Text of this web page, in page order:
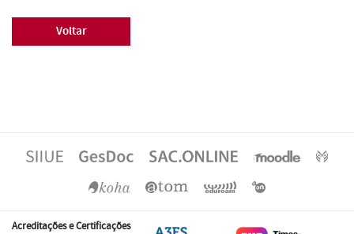
Voltar
Acreditações e Certificações